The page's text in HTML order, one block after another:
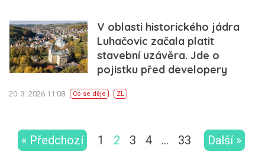
V oblasti historického jádra
Luhačovic začala platit
stavební uzávěra. Jde o
pojistku před developery
20. 3. 2026 11:08 Co se děje ZL
« Předchozí 1 2 3 4 … 33 Další »